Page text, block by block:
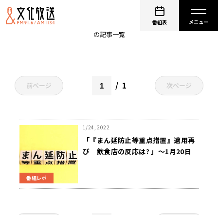
番組表
の記事一覧
前ページ 1 次ページ
番組レポ
1/24, 2022
「『まん延防止等重点措置』適用再
び 飲食店の反応は? 」～1月20日